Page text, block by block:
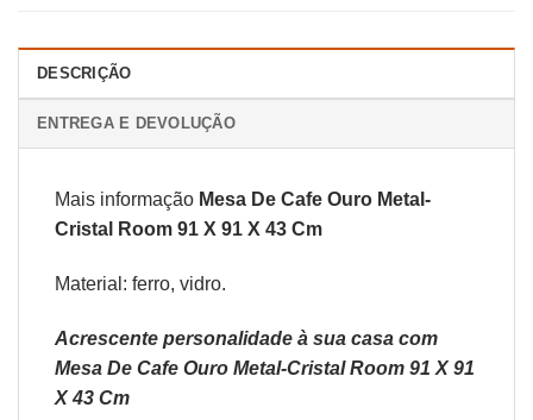
DESCRIÇÃO
ENTREGA E DEVOLUÇÃO
Mais informação Mesa De Cafe Ouro Metal-
Cristal Room 91 X 91 X 43 Cm
Material: ferro, vidro.
Acrescente personalidade à sua casa com
Mesa De Cafe Ouro Metal-Cristal Room 91 X 91
X 43 Cm